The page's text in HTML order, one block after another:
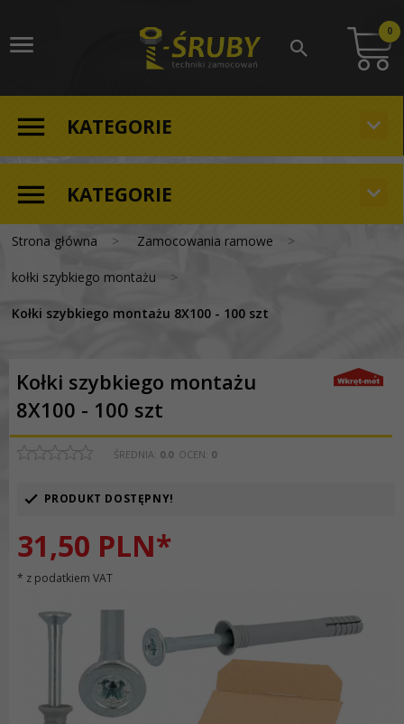
0
KATEGORIE
KATEGORIE
Strona główna Zamocowania ramowe
kołki szybkiego montażu
Kołki szybkiego montażu 8X100 - 100 szt
Kołki szybkiego montażu
8X100 - 100 szt
ŚREDNIA: 0.0 OCEN: 0
PRODUKT DOSTĘPNY!
31,50 PLN*
* z podatkiem VAT